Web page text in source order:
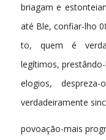
briagam e
até Ble, confiar-lho
to, quem é
legítimos,
elogios,
verdadeiramente
povoação-mais